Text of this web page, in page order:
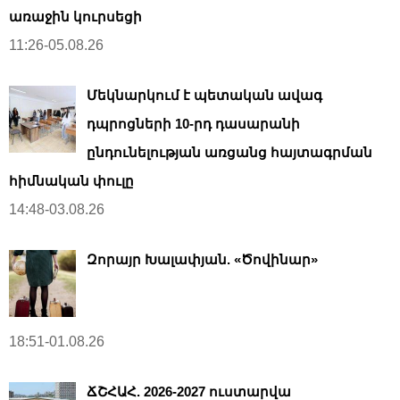
առաջին կուրսեցի
11:26-05.08.26
Մեկնարկում է պետական ավագ
դպրոցների 10-րդ դասարանի
ընդունելության առցանց հայտագրման
հիմնական փուլը
14:48-03.08.26
Զորայր Խալափյան. «Ծովինար»
18:51-01.08.26
ՃՇՀԱՀ. 2026-2027 ուստարվա